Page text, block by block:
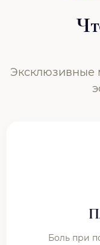
Эксклюзивные
Боль при